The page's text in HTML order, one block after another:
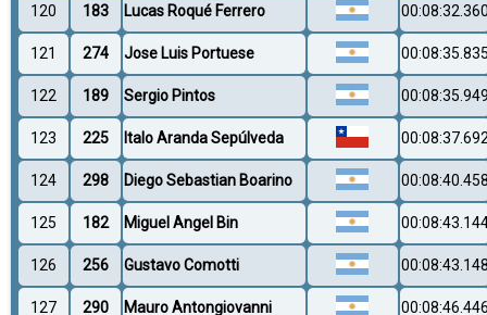
120 183 Lucas Roqué Ferrero
121 274 Jose Luis Portuese
122 189 Sergio Pintos
123 225 Italo Aranda Sepúlveda
124 298 Diego Sebastian Boarino
125 182 Miguel Angel Bin
126 256 Gustavo Comotti
127 290 Mauro Antongiovanni